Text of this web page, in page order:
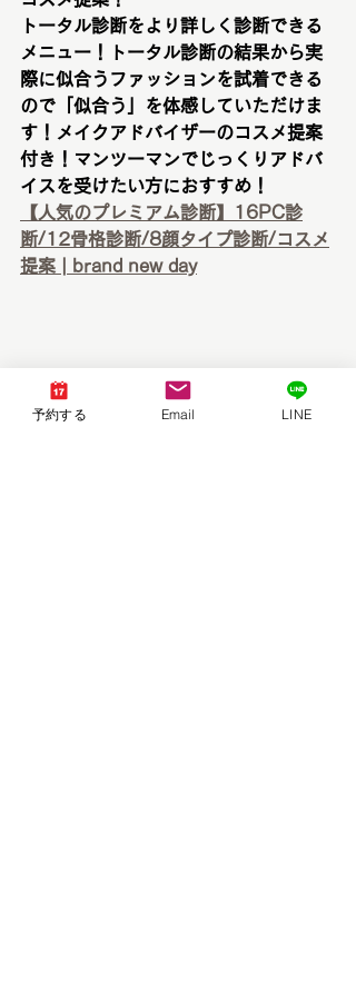
トータル診断をより詳しく診断できる
メニュー！トータル診断の結果から実
際に似合うファッションを試着できる
ので「似合う」を体感していただけま
す！メイクアドバイザーのコスメ提案
付き！マンツーマンでじっくりアドバ
イスを受けたい方におすすめ！
【人気のプレミアム診断】16PC診
断/12骨格診断/8顔タイプ診断/コスメ
提案 | brand new day
予約する Email LINE